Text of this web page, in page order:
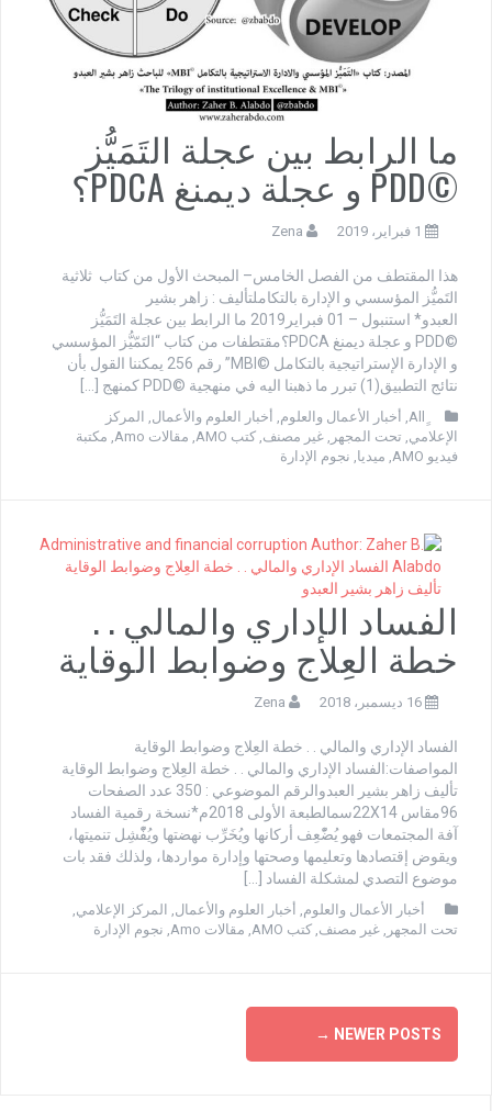
ما الرابط بين عجلة التَمَيُّز
©PDD و عجلة ديمنغ PDCA؟
1 فبراير، 2019 Zena
هذا المقتطف من الفصل الخامس– المبحث الأول من كتاب ثلاثية
التَميُّز المؤسسي و الإدارة بالتكاملتأليف : زاهر بشير
العبدو* استنبول – 01 فبراير2019 ما الرابط بين عجلة التَمَيُّز
©PDD و عجلة ديمنغ PDCA؟مقتطفات من كتاب “التَمّيُّز المؤسسي
و الإدارة الإستراتيجية بالتكامل ©MBI” رقم 256 يمكننا القول بأن
نتائج التطبيق(1) تبرر ما ذهبنا اليه في منهجية ©PDD كمنهج […]
, أخبار الأعمال والعلوم, أخبار العلوم والأعمال , المركز
الإعلامي , تحت المجهر , غير مصنف, كتب AMO , مقالات Amo , مكتبة
فيديو AMO
, ميديا, نجوم الإدارة
الفساد الإداري والمالي . .
خطة العِلاج وضوابط الوقاية
16 ديسمبر، 2018 Zena
الفساد الإداري والمالي . . خطة العِلاج وضوابط الوقاية
المواصفات:الفساد الإداري والمالي . . خطة العِلاج وضوابط الوقاية
تأليف زاهر بشير العبدوالرقم الموضوعي : 350 عدد الصفحات
96مقاس 22X14سمالطبعة الأولى 2018م*نسخة رقمية الفساد
آفة المجتمعات فهو يُضّْعِف أركانها ويُخَرِّب نهضتها ويُفّْشِل تنميتها،
ويقوض إقتصادها وتعليمها وصحتها وإدارة مواردها، ولذلك فقد بات
موضوع التصدي لمشكلة الفساد […]
أخبار الأعمال والعلوم, أخبار العلوم والأعمال , المركز الإعلامي ,
تحت المجهر , غير مصنف, كتب AMO , مقالات Amo , نجوم الإدارة
NEWER POSTS
→